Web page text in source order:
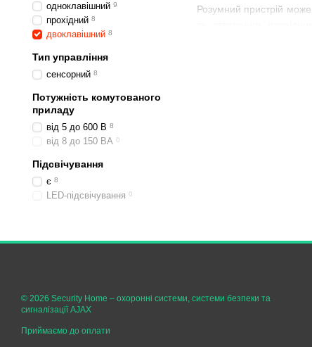
Розумний пристрій
На «Аякс» вимикач
Тип під'єднання.
Тип управління.
Потужність від 5
Матеріал корпусу.
одноклавішний 9
прохідний 8
двоклавішний 8
Тип управління
сенсорний 8
Потужність комутованого
приладу
від 5 до 600 В 8
від 8 до 150 ВА 0
Підсвічування
є 8
LED-підсвічування 0
© 2026 Security Home – охоронні системи, системи безпеки та
сигналізації AJAX
Приймаємо до оплати